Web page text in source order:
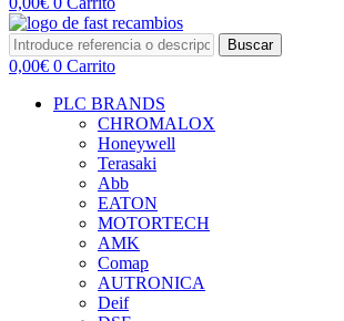
Buscar
0,00€ 0 Carrito
PLC BRANDS
CHROMALOX
Honeywell
Terasaki
Abb
EATON
MOTORTECH
AMK
Comap
AUTRONICA
Deif